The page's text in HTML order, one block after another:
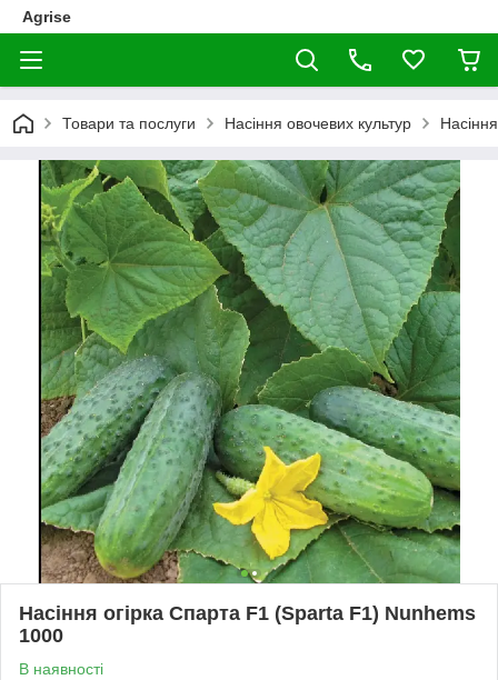
Agrise
Товари та послуги Насіння овочевих культур Насіння
Насіння огірка Спарта F1 (Sparta F1) Nunhems
1000
В наявності